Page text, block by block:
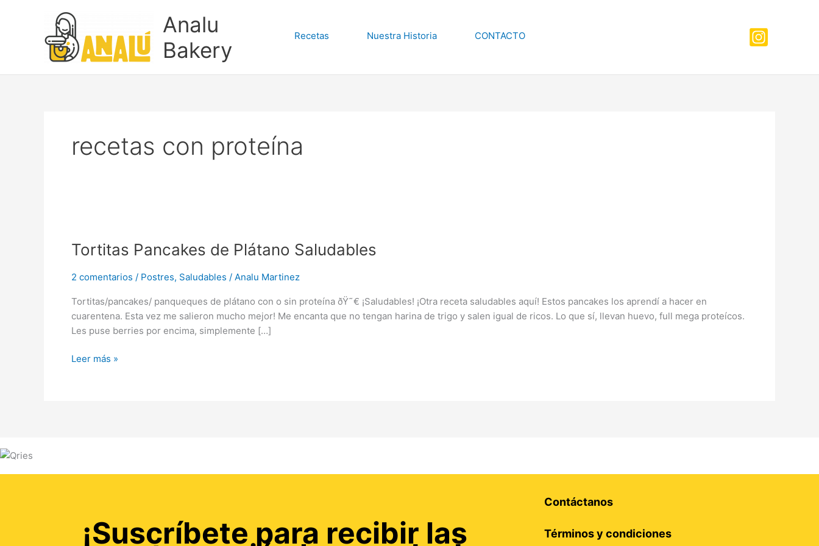
Analu
Bakery
Recetas Nuestra Historia CONTACTO
recetas con proteína
Tortitas Pancakes de Plátano Saludables
2 comentarios / Postres, Saludables / Analu Martinez
Tortitas/pancakes/ panqueques de plátano con o sin proteína ðŸ˜€ ¡Saludables! ¡Otra receta saludables aquí! Estos pancakes los aprendí a hacer en
cuarentena. Esta vez me salieron mucho mejor! Me encanta que no tengan harina de trigo y salen igual de ricos. Lo que sí, llevan huevo, full mega proteícos.
Les puse berries por encima, simplemente […]
de
Saludables
Leer más »
¡Suscríbete para recibir las
Contáctanos
Términos y condiciones